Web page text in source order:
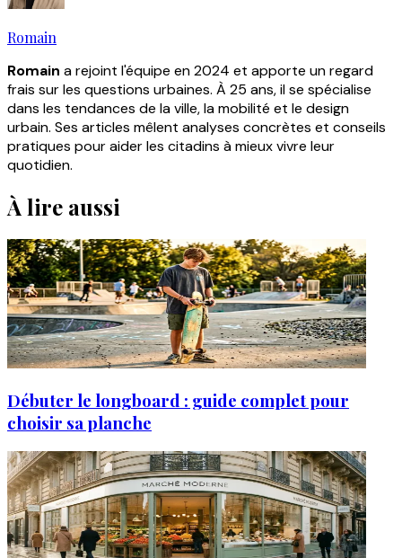
Romain
Romain a rejoint l'équipe en 2024 et apporte un regard
frais sur les questions urbaines. À 25 ans, il se spécialise
dans les tendances de la ville, la mobilité et le design
urbain. Ses articles mêlent analyses concrètes et conseils
pratiques pour aider les citadins à mieux vivre leur
quotidien.
À lire aussi
Débuter le longboard : guide complet pour
choisir sa planche